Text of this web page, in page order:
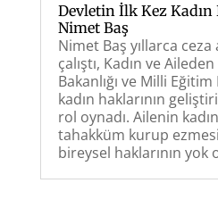
Devletin İlk Kez Kadın
Nimet Baş
Nimet Baş yıllarca ceza
çalıştı, Kadın ve
Bakanlığı ve Milli Eğitim
kadın haklarının
rol oynadı. Ailenin
tahakküm kurup
bireysel haklarının yok